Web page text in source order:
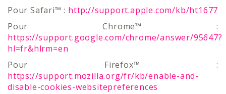
Pour Safari™ : http://support.apple.com/kb/ht1677
Pour Chrome™ :
https://support.google.com/chrome/answer/95647?
hl=fr&hlrm=en
Pour Firefox™ :
https://support.mozilla.org/fr/kb/enable-and-
disable-cookies-websitepreferences